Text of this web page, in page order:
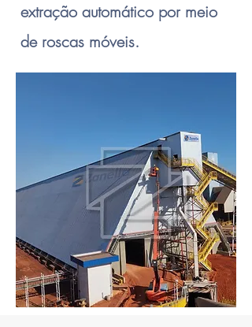
extração automático por meio
de roscas móveis.